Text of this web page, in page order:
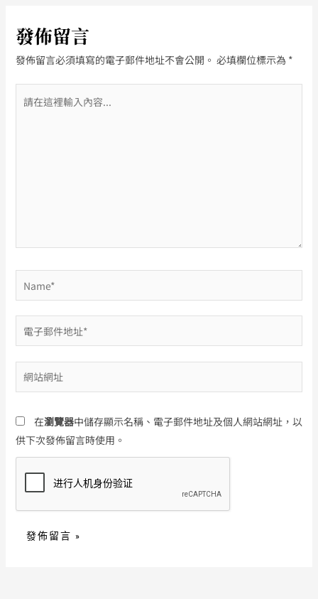
發佈留言
發佈留言必須填寫的電子郵件地址不會公開。 必填欄位標示為 *
在
Name*
子
郵
件
址
*
站
址
在瀏覽器中儲存顯示名稱、電子郵件地址及個人網站網址，以
供下次發佈留言時使用。